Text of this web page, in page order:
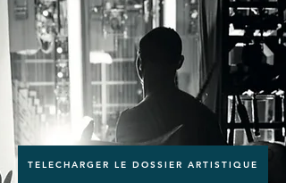
TELECHARGER LE DOSSIER ARTISTIQUE